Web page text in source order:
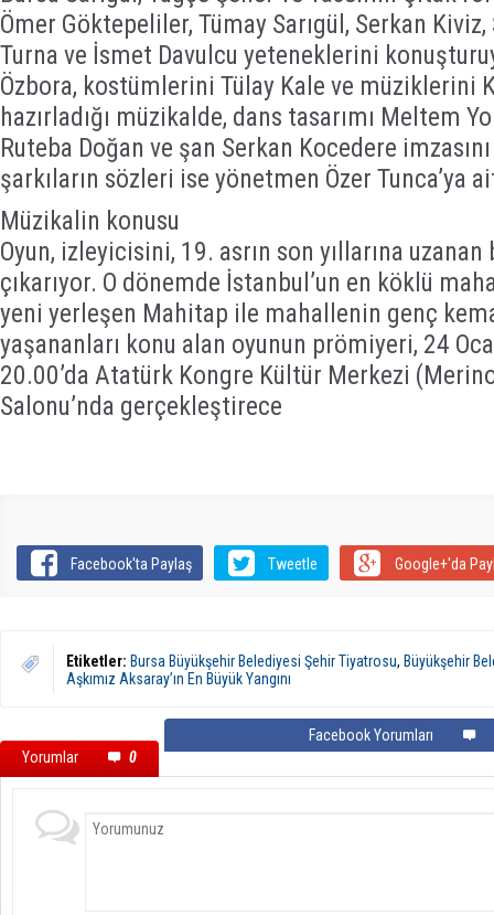
Ömer Göktepeliler, Tümay Sarıgül, Serkan
Turna ve İsmet Davulcu yeteneklerini
Özbora, kostümlerini Tülay Kale ve müziklerini
hazırladığı müzikalde, dans tasarımı Meltem
Ruteba Doğan ve şan Serkan Kocedere
şarkıların sözleri ise yönetmen Özer Tunca’ya
Müzikalin konusu
Oyun, izleyicisini, 19. asrın son yıllarına
çıkarıyor. O dönemde İstanbul’un en köklü
yeni yerleşen Mahitap ile mahallenin genç
yaşananları konu alan oyunun prömiyeri, 24
20.00’da Atatürk Kongre Kültür Merkezi
Salonu’nda gerçekleştirece
Facebook'ta Paylaş Tweetle Google+'da
Etiketler: Bursa Büyükşehir Belediyesi Şehir Tiyatrosu, Büyükşehir
Aşkımız Aksaray’ın En Büyük Yangını
Yorumlar 0
Facebook Yorumları